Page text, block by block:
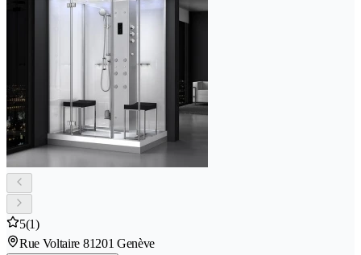
5(1)
Rue Voltaire 81201 Genève